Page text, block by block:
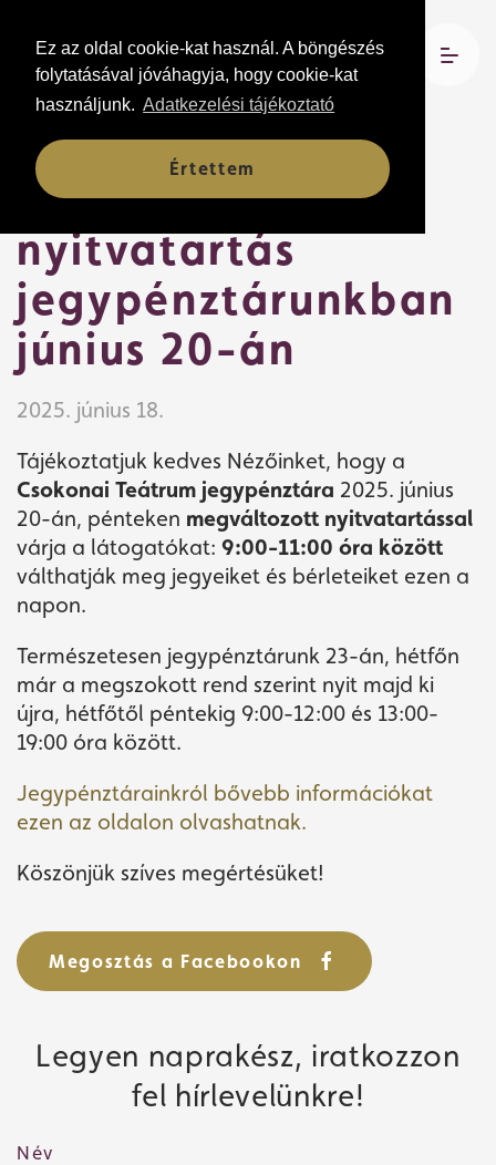
Ez az oldal cookie-kat használ. A böngészés
folytatásával jóváhagyja, hogy cookie-kat
használjunk. Adatkezelési tájékoztató
Értettem
Hírek
Módosult
nyitvatartás
jegypénztárunkban
június 20-án
2025. június 18.
Tájékoztatjuk kedves Nézőinket, hogy a
Csokonai Teátrum jegypénztára 2025. június
20-án, pénteken megváltozott nyitvatartással
várja a látogatókat: 9:00-11:00 óra között
válthatják meg jegyeiket és bérleteiket ezen a
napon.
Természetesen jegypénztárunk 23-án, hétfőn
már a megszokott rend szerint nyit majd ki
újra, hétfőtől péntekig 9:00-12:00 és 13:00-
19:00 óra között.
Jegypénztárainkról bővebb információkat
ezen az oldalon olvashatnak.
Köszönjük szíves megértésüket!
Megosztás a Facebookon
Legyen naprakész, iratkozzon
fel hírlevelünkre!
Név